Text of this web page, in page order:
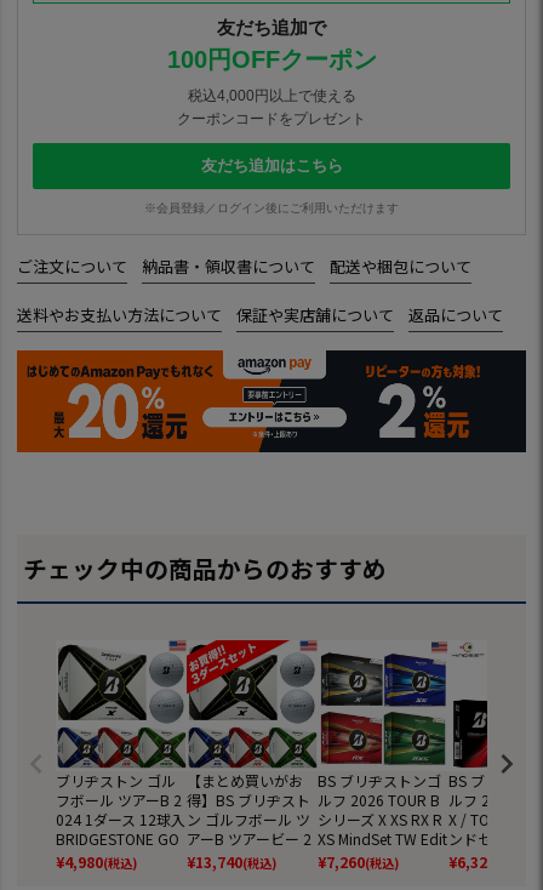
友だち追加で
100円OFFクーポン
税込4,000円以上で使える
クーポンコードをプレゼント
友だち追加はこちら
※会員登録／ログイン後にご利用いただけます
ご注文について 納品書・領収書について 配送や梱包について
送料やお支払い方法について 保証や実店舗について 返品について
チェック中の商品からのおすすめ
ブリヂストン ゴル
フボール ツアーB 2
024 1ダース 12球入
BRIDGESTONE GO
LF BALL TOUR B X
XS RX RXS MindSet
¥4,980(税込)
【まとめ買いがお
得】BS ブリヂスト
ン ゴルフボール ツ
アーB ツアービー 2
024 3ダース 36球入
BRIDGESTONE GO
¥13,740(税込)
BS ブリヂストンゴ
ルフ 2026 TOUR B
シリーズ X XS RX R
XS MindSet TW Edit
ion ゴルフボール 1
ダース（12球入）B
¥7,260(税込)
BS ブリヂス
ルフ 2026
X / TOUR B
ンドセット
ボール 1ダー
球入) 2026年
¥6,320